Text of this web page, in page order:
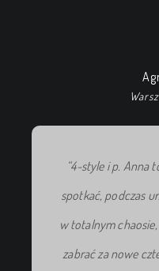
“4-style i p. Anna
spotkać, podczas
w totalnym chaosie,
zabrać za nowe